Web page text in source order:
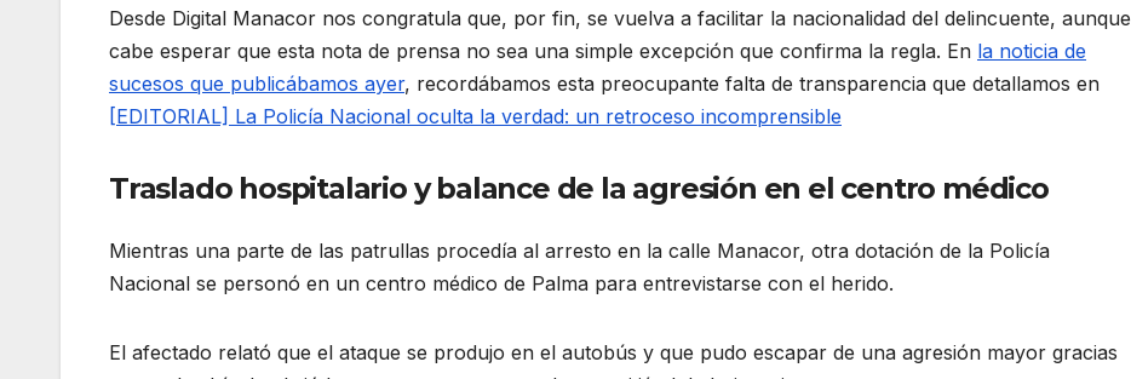
Desde Digital Manacor nos congratula que, por fin, se vuelva a facilitar la nacionalidad del delincuente, aunque
cabe esperar que esta nota de prensa no sea una simple excepción que confirma la regla. En la noticia de
sucesos que publicábamos ayer, recordábamos esta preocupante falta de transparencia que detallamos en
[EDITORIAL] La Policía Nacional oculta la verdad: un retroceso incomprensible
Traslado hospitalario y balance de la agresión en el centro médico
Mientras una parte de las patrullas procedía al arresto en la calle Manacor, otra dotación de la Policía
Nacional se personó en un centro médico de Palma para entrevistarse con el herido.
El afectado relató que el ataque se produjo en el autobús y que pudo escapar de una agresión mayor gracias